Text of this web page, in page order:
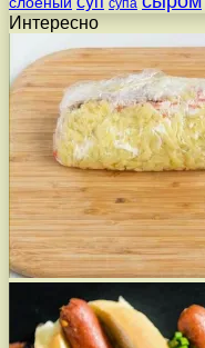
супа
Интересно